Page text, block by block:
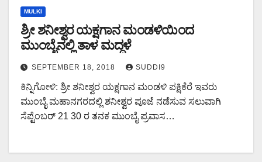
MULKI
ಶ್ರೀ ಶನೀಶ್ವರ ಯಕ್ಷಗಾನ ಮಂಡಳಿಯಿಂದ
ಮುಂಬೈನಲ್ಲಿ ತಾಳ ಮದ್ದಳೆ
SEPTEMBER 18, 2018 SUDDI9
ಕಿನ್ನಿಗೋಳಿ: ಶ್ರೀ ಶನೀಶ್ವರ ಯಕ್ಷಗಾನ ಮಂಡಳಿ ಪಕ್ಷಿಕೆರೆ ಇವರು
ಮುಂಬೈ ಮಹಾನಗರದಲ್ಲಿ ಶನೀಶ್ವರ ಪೂಜೆ ನಡೆಸುವ ಸಲುವಾಗಿ
ಸೆಪ್ಟೆಂಬರ್ 21 30 ರ ತನಕ ಮುಂಬೈ ಪ್ರವಾಸ…